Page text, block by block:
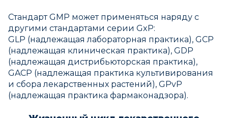
Стандарт GMP может применяться наряду с
другими стандартами серии GxP:
GLP (надлежащая лабораторная практика), GCP
(надлежащая клиническая практика), GDP
(надлежащая дистрибьюторская практика),
GACP (надлежащая практика культивирования
и сбора лекарственных растений), GPvP
(надлежащая практика фармаконадзора).